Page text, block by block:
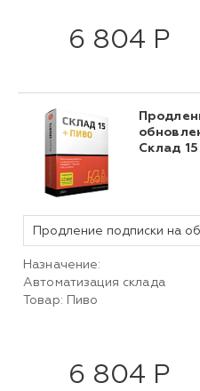
6 804 Р
Склад
Назначение:
Автоматизация склада
Товар: Пиво
6 804 Р